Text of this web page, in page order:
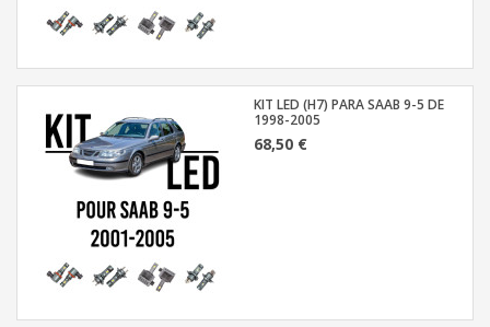
KIT LED (H7) PARA SAAB 9-5 DE
1998-2005
68,50 €